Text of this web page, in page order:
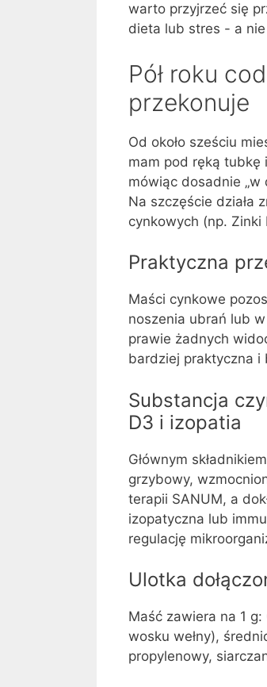
warto przyjrzeć się
dieta lub stres - a
Pół roku
przekonuje
Od około sześciu
mam pod ręką tubkę
mówiąc dosadnie
Na szczęście działa
cynkowych (np. Zinki
Praktyczna
Maści cynkowe
noszenia ubrań lub
prawie żadnych
bardziej praktyczna i
Substancja
D3 i izopatia
Głównym
grzybowy,
terapii SANUM, a
izopatyczna lub
regulację
Ulotka
Maść zawiera na 1
wosku wełny),
propylenowy,